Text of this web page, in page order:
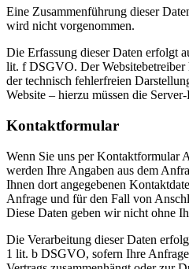
Eine Zusammenführung dieser
wird nicht vorgenommen.
Die Erfassung dieser Daten erfolgt
lit. f DSGVO. Der Websitebetreiber
der technisch fehlerfreien
Website – hierzu müssen die
Kontaktformular
Wenn Sie uns per Kontaktformular
werden Ihre Angaben aus dem
Ihnen dort angegebenen
Anfrage und für den Fall von
Diese Daten geben wir nicht ohne
Die Verarbeitung dieser Daten
1 lit. b DSGVO, sofern Ihre